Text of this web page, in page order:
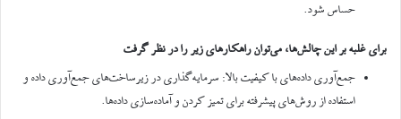
حساس شود.
برای غلبه بر این چالش‌ها، می‌توان راهکارهای زیر را در نظر گرفت
جمع‌آوری داده‌های با کیفیت بالا: سرمایه‌گذاری در زیرساخت‌های جمع‌آوری داده و
استفاده از روش‌های پیشرفته برای تمیز کردن و آماده‌سازی داده‌ها.